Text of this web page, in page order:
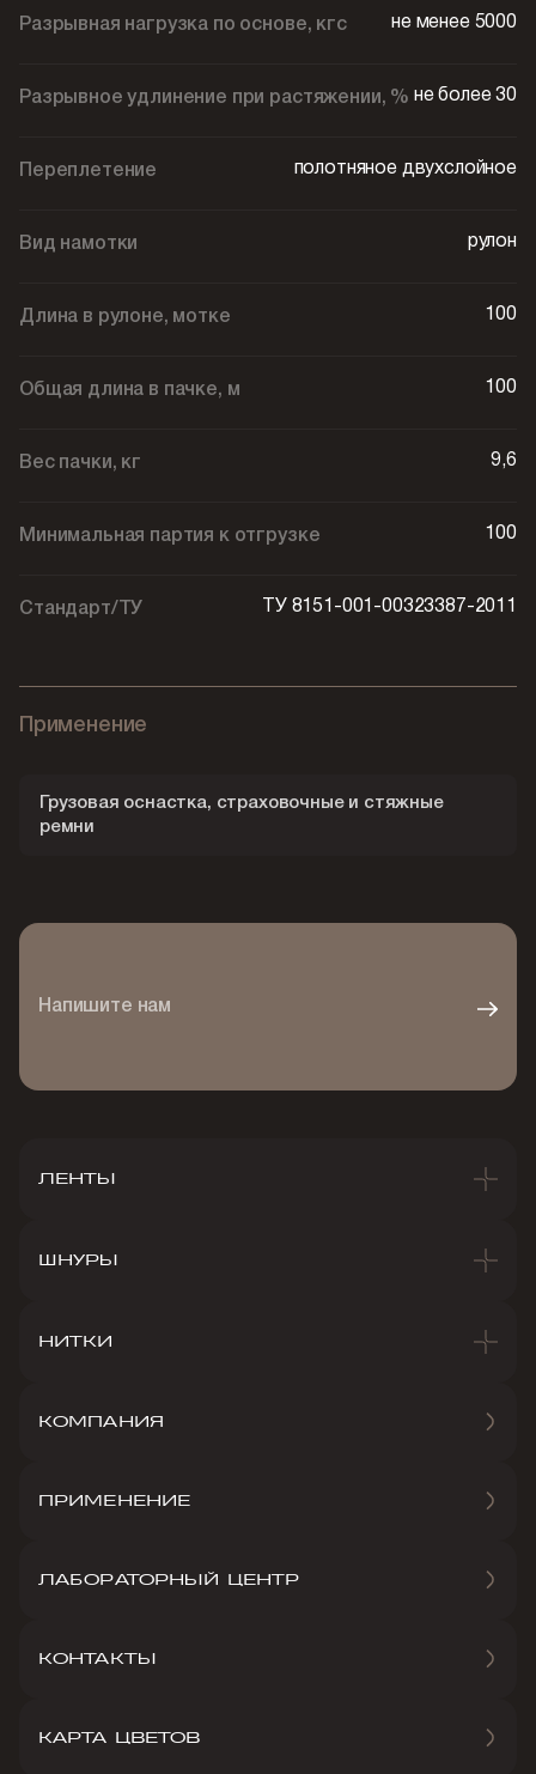
Разрывная нагрузка по основе, кгс не менее 5000
Разрывное удлинение при растяжении, % не более 30
Переплетение полотняное двухслойное
Вид намотки рулон
Длина в рулоне, мотке 100
Общая длина в пачке, м 100
Вес пачки, кг 9,6
Минимальная партия к отгрузке 100
Стандарт/ТУ ТУ 8151-001-00323387-2011
Применение
Грузовая оснастка, страховочные и стяжные
ремни
Напишите нам
КОМПАНИЯ
ПРИМЕНЕНИЕ
ЛАБОРАТОРНЫЙ ЦЕНТР
КОНТАКТЫ
КАРТА ЦВЕТОВ
ЛЕНТЫ
ШНУРЫ
НИТКИ